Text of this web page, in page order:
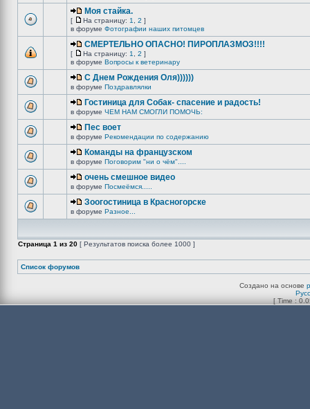
Моя стайка.
[ На страницу: 1 2 ]
в форуме Фотографии наших питомцев
СМЕРТЕЛЬНО ОПАСНО! ПИРОПЛАЗМОЗ!!!!
[ На страницу: 1 2 ]
в форуме Вопросы к ветеринару
С Днем Рождения Оля))))))
в форуме Поздравлялки
Гостиница для Собак- спасение и радость!
в форуме ЧЕМ НАМ СМОГЛИ ПОМОЧЬ:
Пес воет
в форуме Рекомендации по содержанию
Команды на французском
в форуме Поговорим "ни о чём"....
очень смешное видео
в форуме Посмеёмся.....
Зоогостиница в Красногорске
в форуме Разное...
Страница 1 из 20 [ Результатов поиска более 1000 ]
Список форумов
Создано на основе
[ Time :